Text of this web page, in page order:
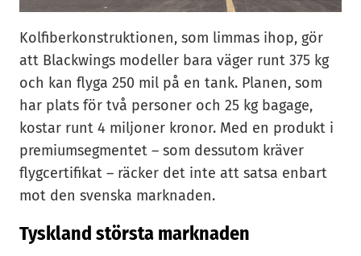
Kolfiberkonstruktionen, som limmas ihop, gör
att Blackwings modeller bara väger runt 375 kg
och kan flyga 250 mil på en tank. Planen, som
har plats för två personer och 25 kg bagage,
kostar runt 4 miljoner kronor. Med en produkt i
premiumsegmentet – som dessutom kräver
flygcertifikat – räcker det inte att satsa enbart
mot den svenska marknaden.
Tyskland största marknaden